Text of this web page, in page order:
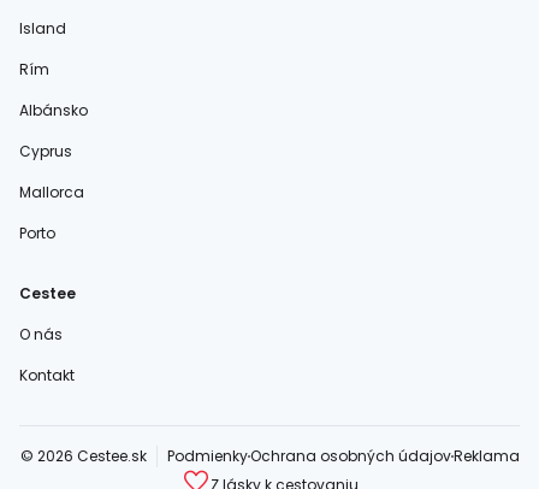
Island
Rím
Albánsko
Cyprus
Mallorca
Porto
Cestee
O nás
Kontakt
© 2026 Cestee.sk PodmienkyOchrana osobných údajovReklama
Z lásky k cestovaniu